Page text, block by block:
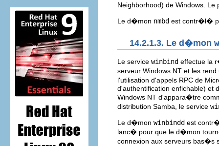
Neighborhood) de Windows.
Le d�mon nmbd est contr�l�
14.2.1.3. Le d�mon
Le service winbind effectue la
serveur Windows NT et les
l'utilisation d'appels RPC de
d'authentification enfichable) et
Windows NT d'appara�tre
distribution Samba, le service
Le d�mon winbindd est
lanc� pour que le d�mon
connexion aux serveurs bas�s